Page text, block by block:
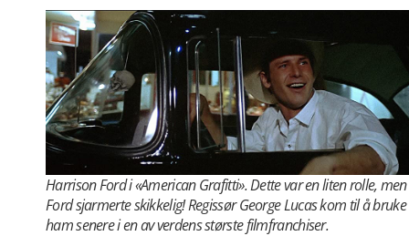
Harrison Ford i «American Grafitti». Dette var en liten rolle, men
Ford sjarmerte skikkelig! Regissør George Lucas kom til å bruke
ham senere i en av verdens største filmfranchiser.